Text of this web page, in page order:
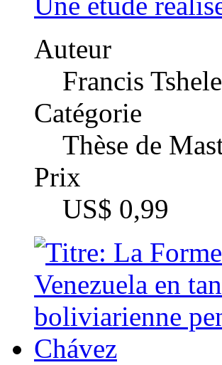
Auteur
Francis
Catégorie
Thèse de
Prix
US$ 0,99
La Forme de
en tant que
pendant la